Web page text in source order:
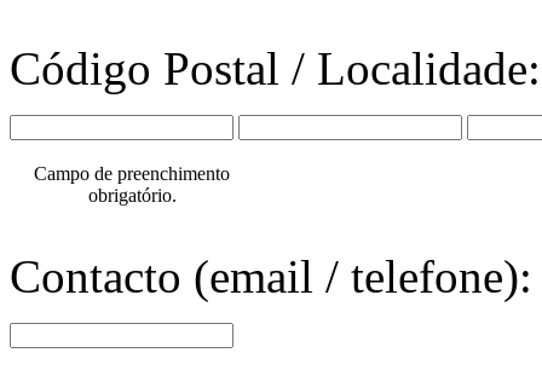
Código Postal /
Campo de preenchimento
obrigatório.
Contacto (email /